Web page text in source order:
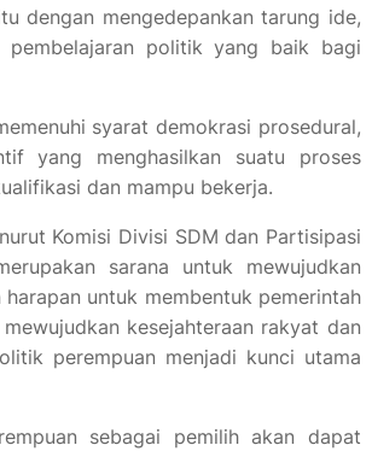
dengan mengedepankan tarung ide,
pembelajaran politik yang baik bagi
syarat demokrasi prosedural,
yang menghasilkan suatu proses
dan mampu bekerja.
Komisi Divisi SDM dan Partisipasi
sarana untuk mewujudkan
untuk membentuk pemerintah
kesejahteraan rakyat dan
perempuan menjadi kunci utama
sebagai pemilih akan dapat